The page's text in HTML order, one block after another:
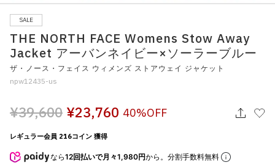
すべてのウェア
SALE
THE NORTH FACE Womens Stow Away
Jacket アーバンネイビー×ソーラーブルー
ザ・ノース・フェイス ウィメンズ ストアウェイ ジャケット
npw12435-us
¥39,600 ¥23,760 40%OFF
レギュラー会員 216コイン 獲得
なら12回払いで月々1,980円から。分割手数料無料